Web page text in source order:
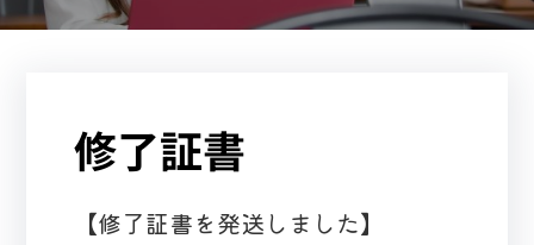
修了証書
【修了証書を発送しました】